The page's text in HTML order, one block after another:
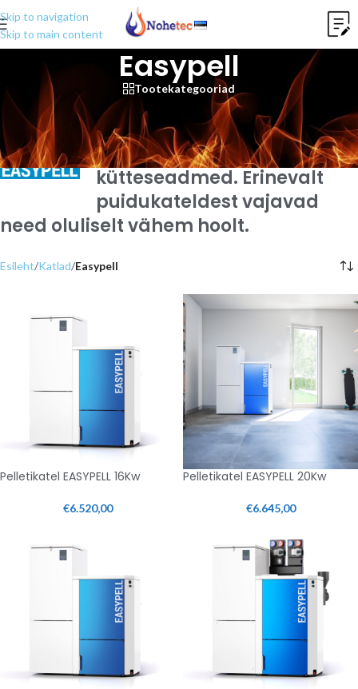
Skip to navigation
Skip to main content
Easypell
Tootekategooriad
Pelletikatlad on
puidugraanulite ehk
pelletitega köetavad
kütteseadmed. Erinevalt
puidukateldest vajavad
need oluliselt vähem hoolt.
Esileht/Katlad/Easypell
Pelletikatel EASYPELL 16Kw
€6.520,00
Pelletikatel EASYPELL 20Kw
€6.645,00